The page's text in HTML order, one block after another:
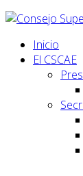
Inicio
El CSCAE